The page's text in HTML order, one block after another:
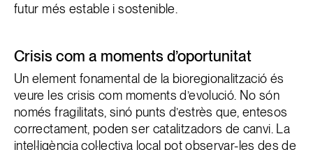
futur més estable i sostenible.
Crisis com a moments d’oportunitat
Un element fonamental de la bioregionalització és
veure les crisis com moments d’evolució. No són
només fragilitats, sinó punts d’estrès que, entesos
correctament, poden ser catalitzadors de canvi. La
intel·ligència col·lectiva local pot observar-les des de